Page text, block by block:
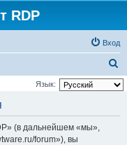
RDP
Вход
о
Язык:
(в дальнейшем «мы»,
forum»), вы